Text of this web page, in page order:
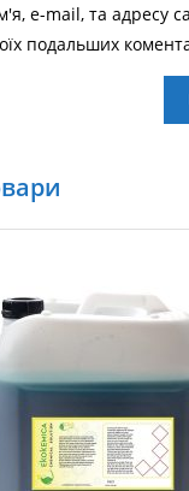
e-mail, та адресу
подальших